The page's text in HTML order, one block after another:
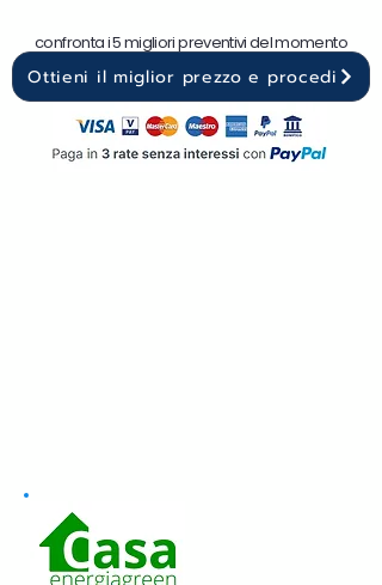
confronta i 5 migliori preventivi del momento
Ottieni il miglior prezzo e procedi